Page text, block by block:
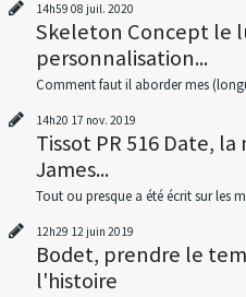
14h59 08 juil. 2020
Skeleton Concept le
personnalisation...
Comment faut il aborder mes
14h20 17 nov. 2019
Tissot PR 516 Date,
James...
Tout ou presque a été écrit sur les
12h29 12 juin 2019
Bodet, prendre le
l'histoire